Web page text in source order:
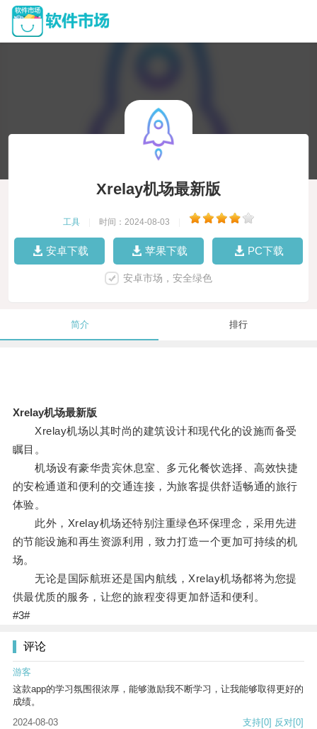
Xrelay机场最新版
工具 时间：2024-08-03
安卓下载 苹果下载 PC下载
安卓市场，安全绿色
简介 排行
Xrelay机场最新版
Xrelay机场以其时尚的建筑设计和现代化的设施而备受
瞩目。
机场设有豪华贵宾休息室、多元化餐饮选择、高效快捷
的安检通道和便利的交通连接，为旅客提供舒适畅通的旅行
体验。
此外，Xrelay机场还特别注重绿色环保理念，采用先进
的节能设施和再生资源利用，致力打造一个更加可持续的机
场。
无论是国际航班还是国内航线，Xrelay机场都将为您提
供最优质的服务，让您的旅程变得更加舒适和便利。
#3#
评论
游客
这款app的学习氛围很浓厚，能够激励我不断学习，让我能够取得更好的
成绩。
2024-08-03
支持[0] 反对[0]